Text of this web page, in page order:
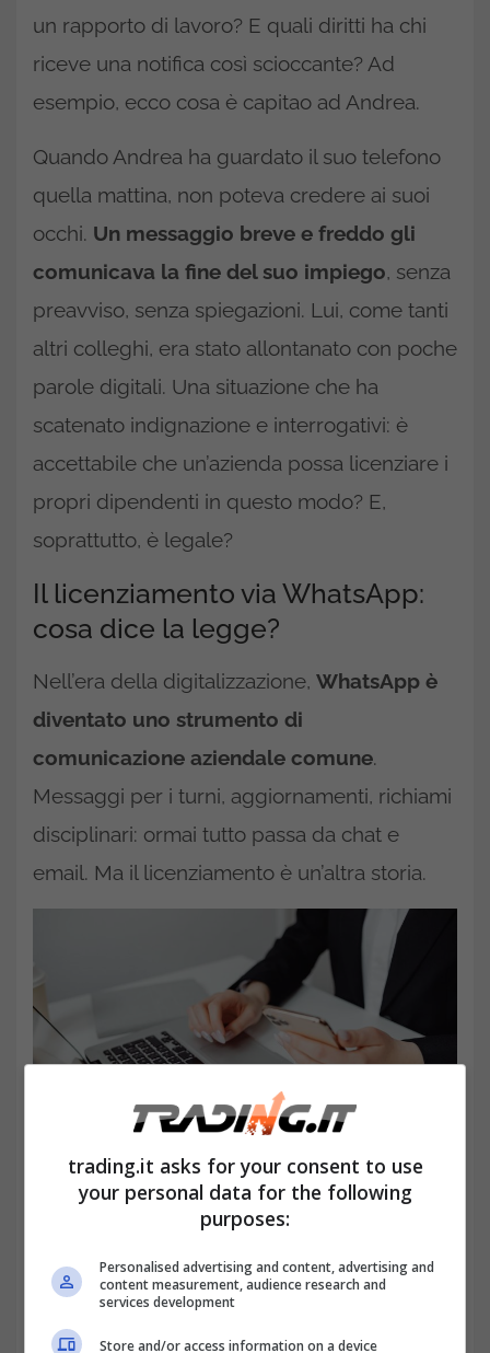
un rapporto di lavoro? E quali diritti ha chi
riceve una notifica così scioccante? Ad
esempio, ecco cosa è capitao ad Andrea.
Quando Andrea ha guardato il suo telefono
quella mattina, non poteva credere ai suoi
occhi. Un messaggio breve e freddo gli
comunicava la fine del suo impiego, senza
preavviso, senza spiegazioni. Lui, come tanti
altri colleghi, era stato allontanato con poche
parole digitali. Una situazione che ha
scatenato indignazione e interrogativi: è
accettabile che un’azienda possa licenziare i
propri dipendenti in questo modo? E,
soprattutto, è legale?
Il licenziamento via WhatsApp:
cosa dice la legge?
Nell’era della digitalizzazione, WhatsApp è
diventato uno strumento di
comunicazione aziendale comune.
Messaggi per i turni, aggiornamenti, richiami
disciplinari: ormai tutto passa da chat e
email. Ma il licenziamento è un’altra storia.
Il licenziamento via WhatsApp: cosa dice la legge?-
trading.it asks for your consent to use
your personal data for the following
purposes:
Personalised advertising and content, advertising and
content measurement, audience research and
services development
Store and/or access information on a device